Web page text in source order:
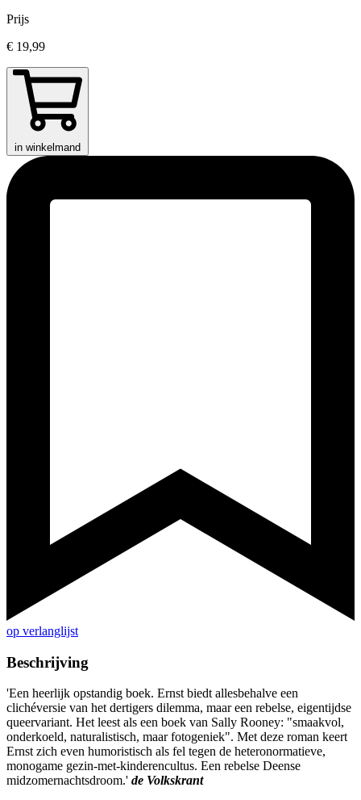
Prijs
€ 19,99
in winkelmand
op verlanglijst
Beschrijving
'Een heerlijk opstandig boek. Ernst biedt allesbehalve een
clichéversie van het dertigers dilemma, maar een rebelse, eigentijdse
queervariant. Het leest als een boek van Sally Rooney: "smaakvol,
onderkoeld, naturalistisch, maar fotogeniek". Met deze roman keert
Ernst zich even humoristisch als fel tegen de heteronormatieve,
monogame gezin-met-kinderencultus. Een rebelse Deense
midzomernachtsdroom.' de Volkskrant